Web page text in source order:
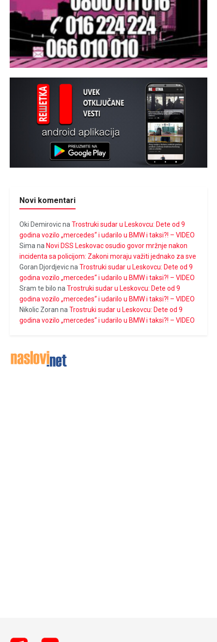
Novi komentari
Oki DemirovicnaTrostruki sudar u Leskovcu: Dete od 9
godina vozilo „mercedes“ i udarilo u BMW i taksi?! – VIDEO
Simana Novi DSS Leskovac osudio govor mržnje nakon
incidenta sa policijom: Zakoni moraju važiti jednako za sve
Goran DjordjevicnaTrostruki sudar u Leskovcu: Dete od 9
godina vozilo „mercedes“ i udarilo u BMW i taksi?! – VIDEO
Sram te bilo naTrostruki sudar u Leskovcu: Dete od 9
godina vozilo „mercedes“ i udarilo u BMW i taksi?! – VIDEO
Nikolic Zoran naTrostruki sudar u Leskovcu: Dete od 9
godina vozilo „mercedes“ i udarilo u BMW i taksi?! – VIDEO